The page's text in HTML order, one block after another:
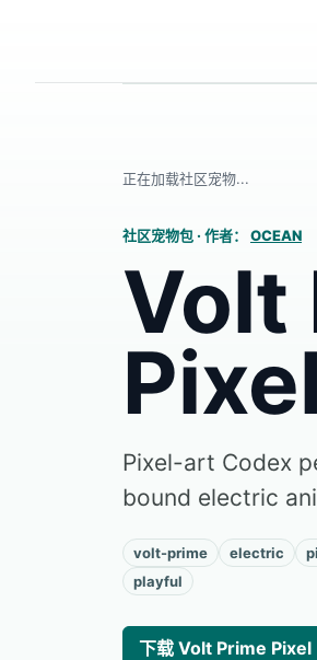
正在加载社区宠物...
社区宠物包 · 作者： OCEAN
Volt
Pixel
Pixel-art Codex
bound electric
volt-prime electric
playful
下载 Volt Prime Pixel